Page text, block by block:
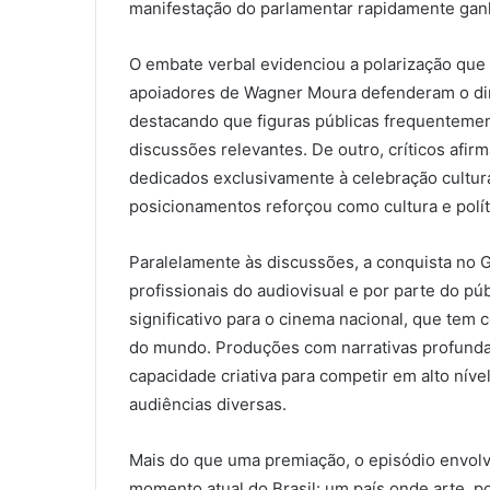
manifestação do parlamentar rapidamente
O embate verbal evidenciou a polarização
apoiadores de Wagner Moura defenderam o
destacando que figuras públicas
discussões relevantes. De outro, críticos
dedicados exclusivamente à celebração
posicionamentos reforçou como cultura e
Paralelamente às discussões, a conquista no
profissionais do audiovisual e por parte do
significativo para o cinema nacional, que tem
do mundo. Produções com narrativas
capacidade criativa para competir em alto
audiências diversas.
Mais do que uma premiação, o episódio